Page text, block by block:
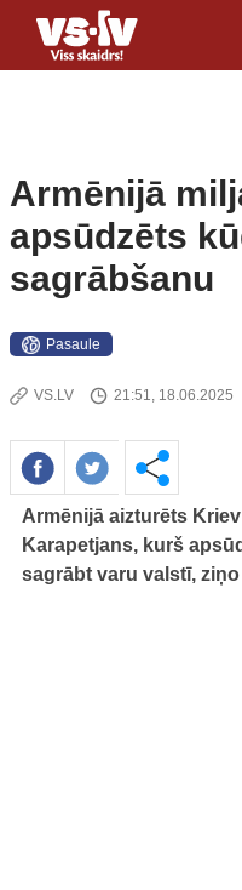
Armēnijā
apsūdzēts
sagrābšanu
Pasaule
VS.LV 21:51, 18.06.2025
Armēnijā aizturēts
Karapetjans, kurš
sagrābt varu valstī,